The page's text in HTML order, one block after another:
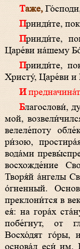
Таже,
Прииди́те,
Прииди́те,
Царе́ви на́шему
Прииди́те,
Христу́, Царе́ви и
И
Благослови́, душе́ моя́, Го́спода, Го́споди Бо́же
мой,
велеле́поту
ри́зою,
вода́ми
восхожде́ние
Творя́й а́нгелы
о́гненный.
преклони́тся в
ея́: на гора́х
побе́гнут, от
Восхо́дят го́ры,
основа́л еси́ им.